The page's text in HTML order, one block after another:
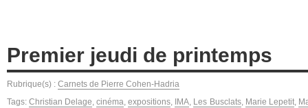
Premier jeudi de printemps
Rubrique(s) : Carnets de Pierre Cohen-Hadria
Tags:Christian Delage ,cinéma ,expositions IMA Les Busclats, Marie Lepetit,